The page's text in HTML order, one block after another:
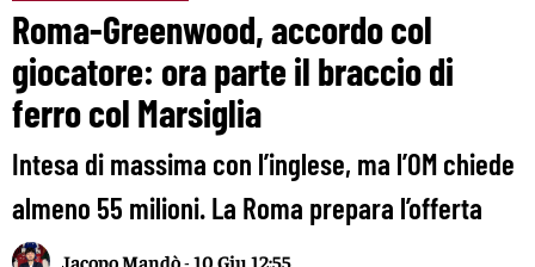
Roma-Greenwood, accordo col
giocatore: ora parte il braccio di
ferro col Marsiglia
Intesa di massima con l’inglese, ma l’OM chiede
almeno 55 milioni. La Roma prepara l’offerta
Jacopo Mandò-10 Giu 12:55